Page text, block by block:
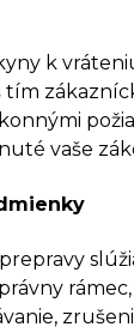
k
tím
vaše